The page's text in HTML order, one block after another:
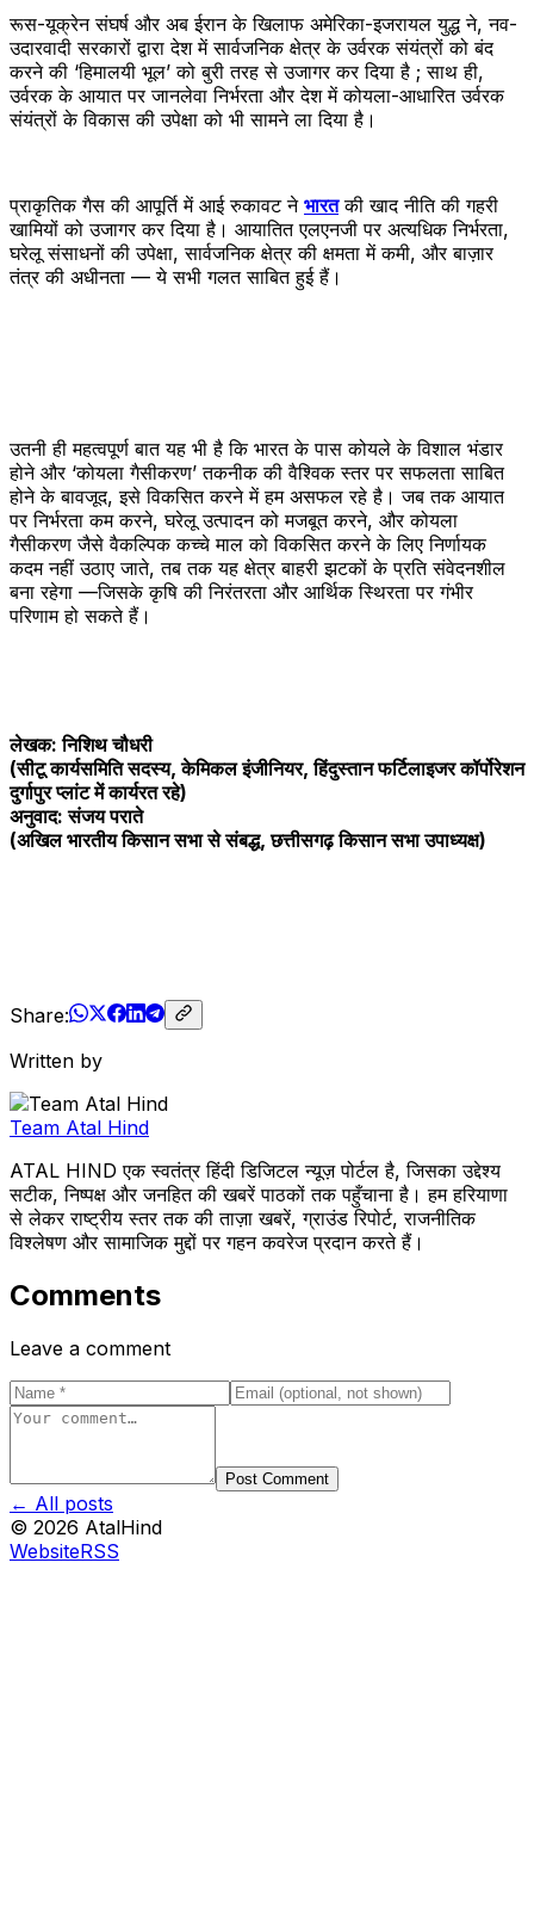
रूस-यूक्रेन संघर्ष और अब ईरान के खिलाफ अमेरिका-इजरायल युद्ध ने, नव-
उदारवादी सरकारों द्वारा देश में सार्वजनिक क्षेत्र के उर्वरक संयंत्रों को बंद
करने की ‘हिमालयी भूल’ को बुरी तरह से उजागर कर दिया है ; साथ ही,
उर्वरक के आयात पर जानलेवा निर्भरता और देश में कोयला-आधारित उर्वरक
संयंत्रों के विकास की उपेक्षा को भी सामने ला दिया है।
प्राकृतिक गैस की आपूर्ति में आई रुकावट ने भारतकी खाद नीति की गहरी
खामियों को उजागर कर दिया है। आयातित एलएनजी पर अत्यधिक निर्भरता,
घरेलू संसाधनों की उपेक्षा, सार्वजनिक क्षेत्र की क्षमता में कमी, और बाज़ार
तंत्र की अधीनता — ये सभी गलत साबित हुई हैं।
उतनी ही महत्वपूर्ण बात यह भी है कि भारत के पास कोयले के विशाल भंडार
होने और ‘कोयला गैसीकरण’ तकनीक की वैश्विक स्तर पर सफलता साबित
होने के बावजूद, इसे विकसित करने में हम असफल रहे है। जब तक आयात
पर निर्भरता कम करने, घरेलू उत्पादन को मजबूत करने, और कोयला
गैसीकरण जैसे वैकल्पिक कच्चे माल को विकसित करने के लिए निर्णायक
कदम नहीं उठाए जाते, तब तक यह क्षेत्र बाहरी झटकों के प्रति संवेदनशील
बना रहेगा —जिसके कृषि की निरंतरता और आर्थिक स्थिरता पर गंभीर
परिणाम हो सकते हैं।
लेखक: निशिथ चौधरी
(सीटू कार्यसमिति सदस्य, केमिकल इंजीनियर, हिंदुस्तान फर्टिलाइजर कॉर्पोरेशन
दुर्गापुर प्लांट में कार्यरत रहे)
अनुवाद: संजय पराते
(अखिल भारतीय किसान सभा से संबद्ध, छत्तीसगढ़ किसान सभा उपाध्यक्ष)
Share:
Written by
Team Atal Hind
ATAL HIND एक स्वतंत्र हिंदी डिजिटल न्यूज़ पोर्टल है, जिसका उद्देश्य
सटीक, निष्पक्ष और जनहित की खबरें पाठकों तक पहुँचाना है। हम हरियाणा
से लेकर राष्ट्रीय स्तर तक की ताज़ा खबरें, ग्राउंड रिपोर्ट, राजनीतिक
विश्लेषण और सामाजिक मुद्दों पर गहन कवरेज प्रदान करते हैं।
Comments
Leave a comment
Post Comment
← All posts
© 2026 AtalHind
WebsiteRSS